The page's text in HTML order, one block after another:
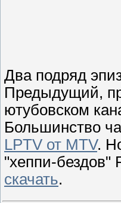
Два подряд
Предыдущий,
ютубовском
Большинство
LPTV от MTV.
"хеппи-бездов"
скачать.